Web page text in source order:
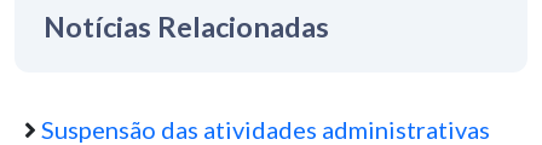
Notícias Relacionadas
Suspensão das atividades administrativas